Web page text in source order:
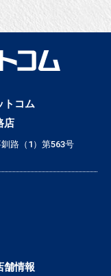
コム
店
路（1）第563号
舗情報